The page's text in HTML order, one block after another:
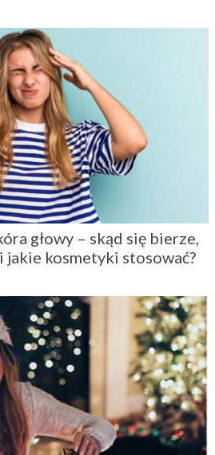
głowy – skąd się bierze,
jakie kosmetyki stosować?